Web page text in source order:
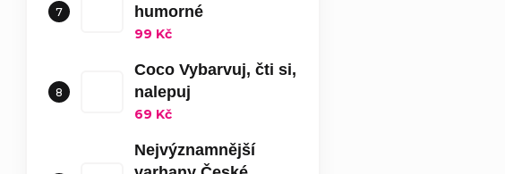
humorné
99 Kč
Coco Vybarvuj, čti si,
nalepuj
69 Kč
Nejvýznamnější